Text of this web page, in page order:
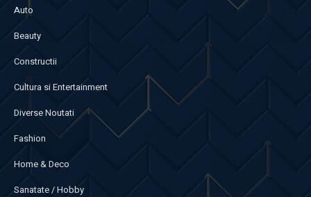
Auto
Beauty
Constructii
Cultura si Entertainment
Diverse Noutati
Fashion
Home & Deco
Sanatate / Hobby